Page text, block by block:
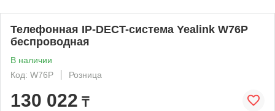
Телефонная IP-DECT-система Yealink W76P
беспроводная
В наличии
Код: W76P
Розница
130 022 ₸